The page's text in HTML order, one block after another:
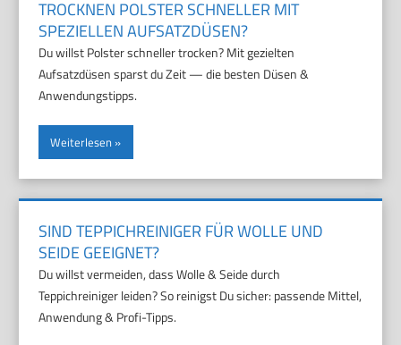
TROCKNEN POLSTER SCHNELLER MIT
SPEZIELLEN AUFSATZDÜSEN?
Du willst Polster schneller trocken? Mit gezielten
Aufsatzdüsen sparst du Zeit — die besten Düsen &
Anwendungstipps.
Weiterlesen
SIND TEPPICHREINIGER FÜR WOLLE UND
SEIDE GEEIGNET?
Du willst vermeiden, dass Wolle & Seide durch
Teppichreiniger leiden? So reinigst Du sicher: passende Mittel,
Anwendung & Profi-Tipps.